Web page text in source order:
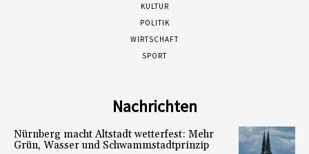
KULTUR
POLITIK
WIRTSCHAFT
SPORT
Nachrichten
Nürnberg macht Altstadt wetterfest: Mehr
Grün, Wasser und Schwammstadtprinzip